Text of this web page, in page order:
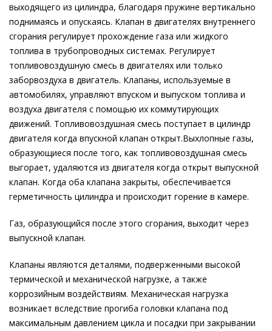
выходящего из цилиндра, благодаря пружине вертикально
поднимаясь и опускаясь. Клапан в двигателях внутреннего
сгорания регулирует прохождение газа или жидкого
топлива в трубопроводных системах. Регулирует
топливовоздушную смесь в двигателях или только
заборвоздуха в двигатель. Клапаны, используемые в
автомобилях, управляют впуском и выпуском топлива и
воздуха двигателя с помощью их коммутирующих
движений. Топливовоздушная смесь поступает в цилиндр
двигателя когда впускной клапан открыт.Выхлопные газы,
образующиеся после того, как топливовоздушная смесь
выгорает, удаляются из двигателя когда открыт выпускной
клапан. Когда оба клапана закрыты, обеспечивается
герметичность цилиндра и происходит горение в камере.
Газ, образующийся после этого сгорания, выходит через
выпускной клапан.
Клапаны являются деталями, подверженными высокой
термической и механической нагрузке, а также
коррозийным воздействиям. Механическая нагрузка
возникает вследствие прогиба головки клапана под
максимальным давлением цикла и посадки при закрывании